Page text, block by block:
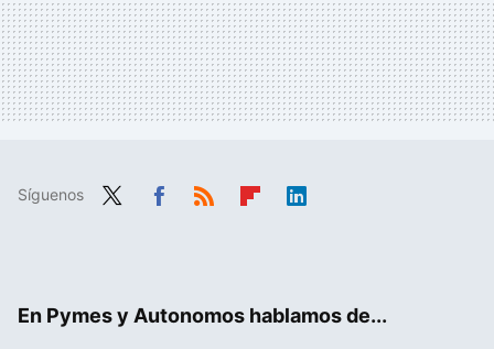
Síguenos
En Pymes y Autonomos hablamos de...